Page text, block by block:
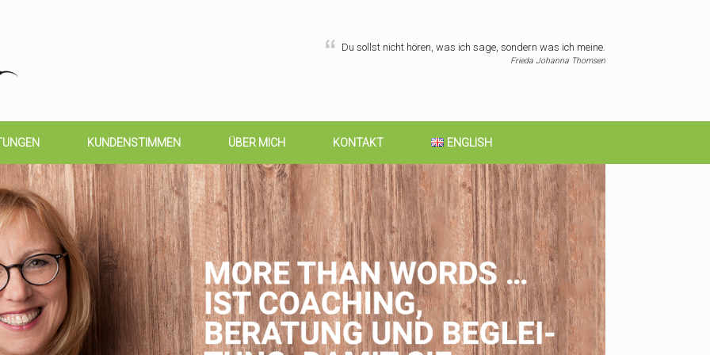
Du sollst nicht hören, was ich sage, sondern was ich meine.
Frieda Johanna Thomsen
KUNDENSTIMMEN ÜBER MICH KONTAKT ENGLISH